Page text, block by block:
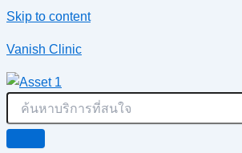
Skip to content
Vanish Clinic